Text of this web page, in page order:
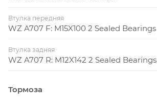
Втулка передняя
WZ A707 F: M15X100 2 Sealed Bearings
Втулка задняя
WZ A707 R: M12X142 2 Sealed Bearings
Тормоза